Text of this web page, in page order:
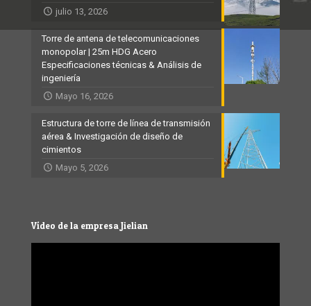
julio 13, 2026
Torre de antena de telecomunicaciones
monopolar | 25m HDG Acero
Especificaciones técnicas & Análisis de
ingeniería
Mayo 16, 2026
Estructura de torre de línea de transmisión
aérea & Investigación de diseño de
cimientos
Mayo 5, 2026
Vídeo de la empresa Jielian